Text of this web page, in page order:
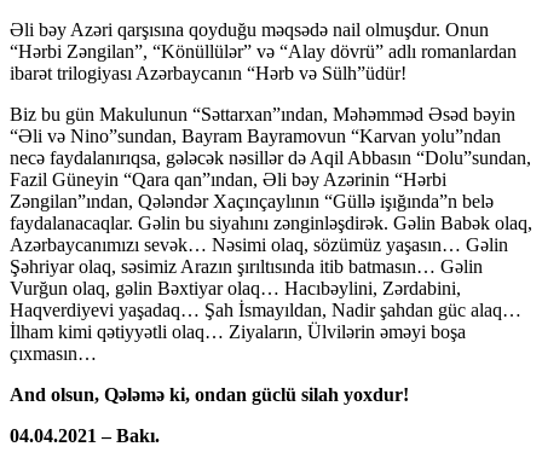
Əli bəy Azəri qarşısına qoyduğu məqsədə nail olmuşdur. Onun
“Hərbi Zəngilan”, “Könüllülər” və “Alay dövrü” adlı romanlardan
ibarət trilogiyası Azərbaycanın “Hərb və Sülh”üdür!
Biz bu gün Makulunun “Səttarxan”ından, Məhəmməd Əsəd bəyin
“Əli və Nino”sundan, Bayram Bayramovun “Karvan yolu”ndan
necə faydalanırıqsa, gələcək nəsillər də Aqil Abbasın “Dolu”sundan,
Fazil Güneyin “Qara qan”ından, Əli bəy Azərinin “Hərbi
Zəngilan”ından, Qələndər Xaçınçaylının “Güllə işığında”n belə
faydalanacaqlar. Gəlin bu siyahını zənginləşdirək. Gəlin Babək olaq,
Azərbaycanımızı sevək… Nəsimi olaq, sözümüz yaşasın… Gəlin
Şəhriyar olaq, səsimiz Arazın şırıltısında itib batmasın… Gəlin
Vurğun olaq, gəlin Bəxtiyar olaq… Hacıbəylini, Zərdabini,
Haqverdiyevi yaşadaq… Şah İsmayıldan, Nadir şahdan güc alaq…
İlham kimi qətiyyətli olaq… Ziyaların, Ülvilərin əməyi boşa
çıxmasın…
And olsun, Qələmə ki, ondan güclü silah yoxdur!
04.04.2021 – Bakı.